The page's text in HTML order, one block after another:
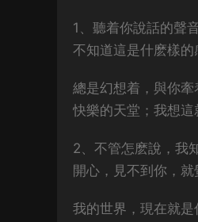
1、聽着你說話的聲
不知道這是什麽樣的
總是幻想着，與你
快樂的天堂；我想這
2、不管怎麽說，我
開心，見不到你，就
我的世界，現在就